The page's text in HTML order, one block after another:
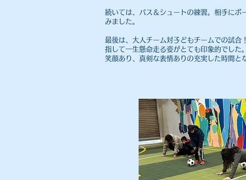
続いては、パス＆シュートの練習。相手にボ
みました。
最後は、大人チーム対子どもチームでの試合
指して一生懸命走る姿がとても印象的でした。
笑顔あり、真剣な表情ありの充実した時間と